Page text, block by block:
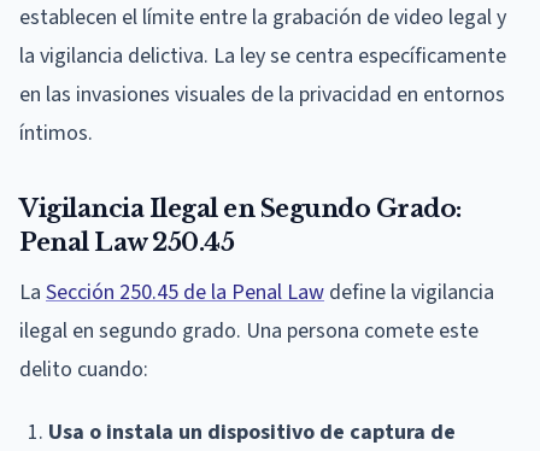
establecen el límite entre la grabación de video legal y
la vigilancia delictiva. La ley se centra específicamente
en las invasiones visuales de la privacidad en entornos
íntimos.
Vigilancia Ilegal en Segundo Grado:
Penal Law 250.45
La Sección 250.45 de la Penal Law define la vigilancia
ilegal en segundo grado. Una persona comete este
delito cuando:
Usa o instala un dispositivo de captura de